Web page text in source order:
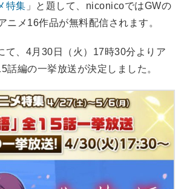
特集 」と題して、niconicoではGWの
ニメ16作品が無料配信されます。
、4月30日（火）17時30分よりア
話編の一挙放送が決定しました。